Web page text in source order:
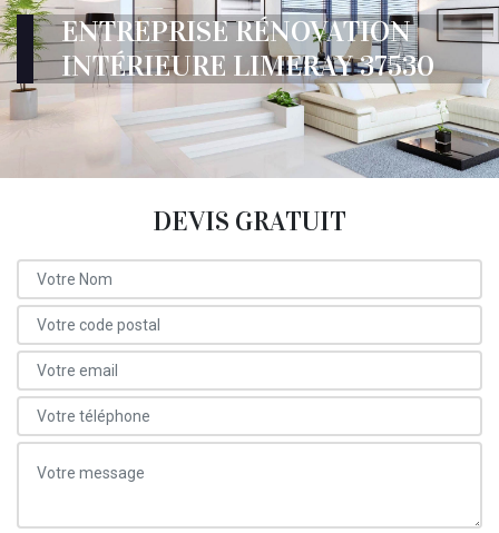
ENTREPRISE RÉNOVATION
INTÉRIEURE LIMERAY 37530
DEVIS GRATUIT